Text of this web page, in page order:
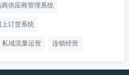
商供应商管理系统
订货系统
私域流量运营 连锁经营